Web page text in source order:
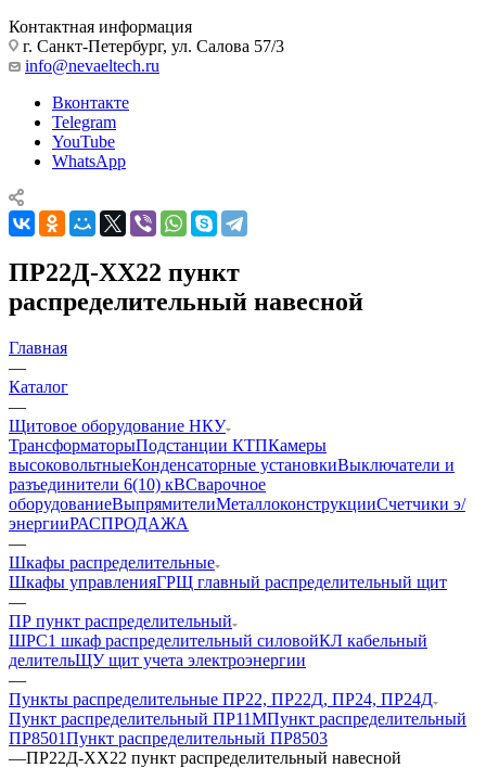
Контактная информация
г. Санкт-Петербург, ул. Салова 57/3
info@nevaeltech.ru
Вконтакте
Telegram
YouTube
WhatsApp
ПР22Д-ХХ22 пункт
распределительный навесной
Главная
—
Каталог
—
Щитовое оборудование НКУ
ТрансформаторыПодстанции КТПКамеры
высоковольтныеКонденсаторные установкиВыключатели и
разъединители 6(10) кВСварочное
оборудованиеВыпрямителиМеталлоконструкцииСчетчики э/
энергииРАСПРОДАЖА
—
Шкафы распределительные
Шкафы управленияГРЩ главный распределительный щит
—
ПР пункт распределительный
ШРС1 шкаф распределительный силовойКЛ кабельный
делительЩУ щит учета электроэнергии
—
Пункты распределительные ПР22, ПР22Д, ПР24, ПР24Д
Пункт распределительный ПР11МПункт распределительный
ПР8501Пункт распределительный ПР8503
—ПР22Д-ХХ22 пункт распределительный навесной